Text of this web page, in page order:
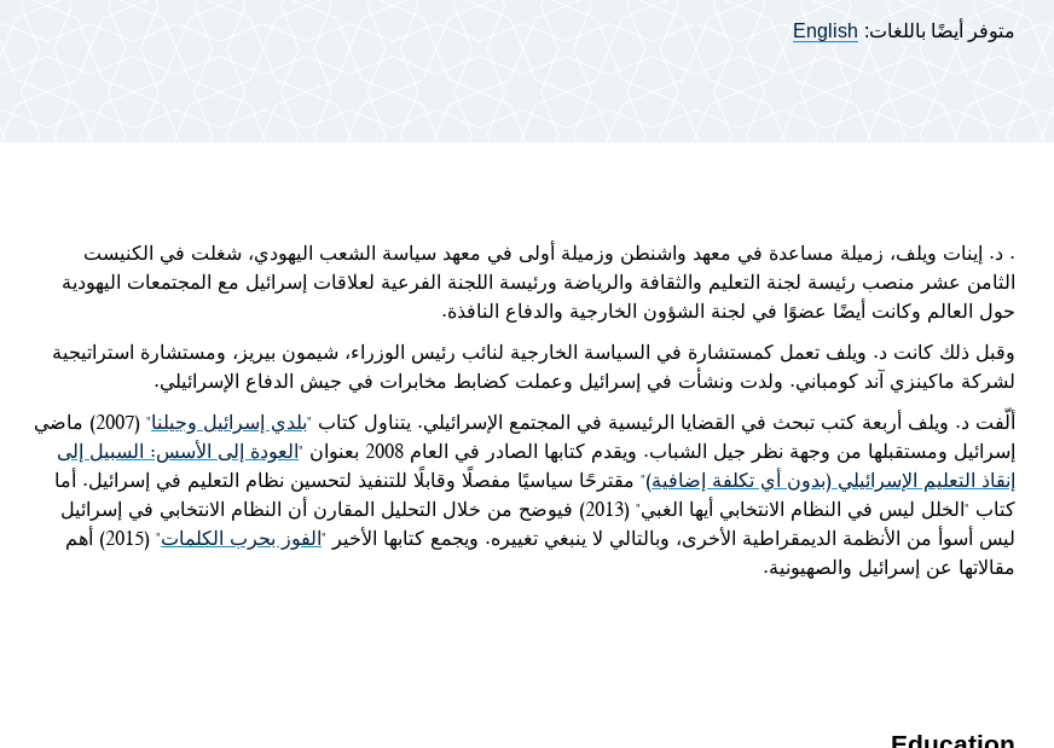
متوفر أيضًا باللغات: English
. د. إينات ويلف، زميلة مساعدة في معهد واشنطن وزميلة أولى في معهد سياسة الشعب اليهودي، شغلت في الكنيست
الثامن عشر منصب رئيسة لجنة التعليم والثقافة والرياضة ورئيسة اللجنة الفرعية لعلاقات إسرائيل مع المجتمعات اليهودية
حول العالم وكانت أيضًا عضوًا في لجنة الشؤون الخارجية والدفاع النافذة.
وقبل ذلك كانت د. ويلف تعمل كمستشارة في السياسة الخارجية لنائب رئيس الوزراء، شيمون بيريز، ومستشارة استراتيجية
لشركة ماكينزي آند كومباني. ولدت ونشأت في إسرائيل وعملت كضابط مخابرات في جيش الدفاع الإسرائيلي.
ألّفت د. ويلف أربعة كتب تبحث في القضايا الرئيسية في المجتمع الإسرائيلي. يتناول كتاب "بلدي إسرائيل وجيلنا
" (2007) ماضي
إسرائيل ومستقبلها من وجهة نظر جيل الشباب. ويقدم كتابها الصادر في العام 2008 بعنوان "
العودة إلى الأسس: السبيل إلى
إنقاذ التعليم الإسرائيلي (بدون أي تكلفة إضافية)" مقترحًا سياسيًا مفصلًا وقابلًا للتنفيذ لتحسين نظام التعليم في إسرائيل. أما
كتاب "الخلل ليس في النظام الانتخابي أيها الغبي" (2013) فيوضح من خلال التحليل المقارن أن النظام الانتخابي في إسرائيل
ليس أسوأ من الأنظمة الديمقراطية الأخرى، وبالتالي لا ينبغي تغييره. ويجمع كتابها الأخير "الفوز بحرب الكلمات
" (2015) أهم
مقالاتها عن إسرائيل والصهيونية.